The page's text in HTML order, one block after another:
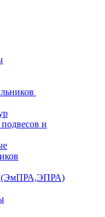
и
(ЭмПРА,ЭПРА)